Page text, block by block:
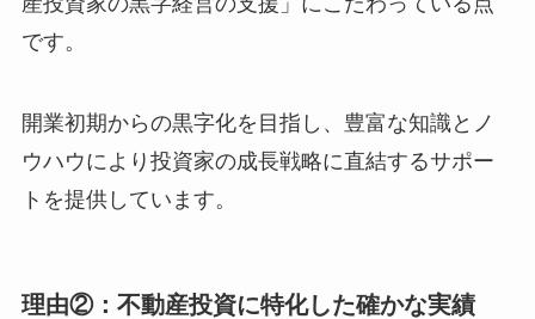
です。
開業初期からの黒字化を目指し、豊富な知識とノ
ウハウにより投資家の成長戦略に直結するサポー
トを提供しています。
理由②：不動産投資に特化した確かな実績